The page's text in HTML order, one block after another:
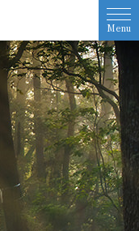
Menu